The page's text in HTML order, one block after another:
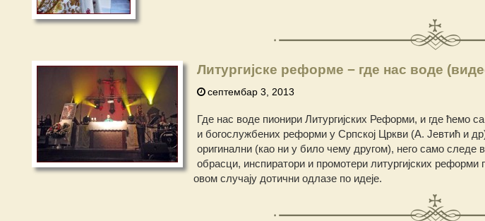
Литургијске реформе − где нас воде
септембар 3, 2013
Где нас воде пионири Литургијских Реформи, и где ћемо
и богослужбених реформи у Српској Цркви (А. Јевтић и
оригинални (као ни у било чему другом), него само следе
обрасци, инспиратори и промотери литургијских реформи
овом случају дотични одлазе по идеје.